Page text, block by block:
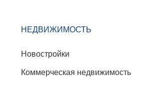
НЕДВИЖИМОСТЬ
Новостройки
Коммерческая недвижимость